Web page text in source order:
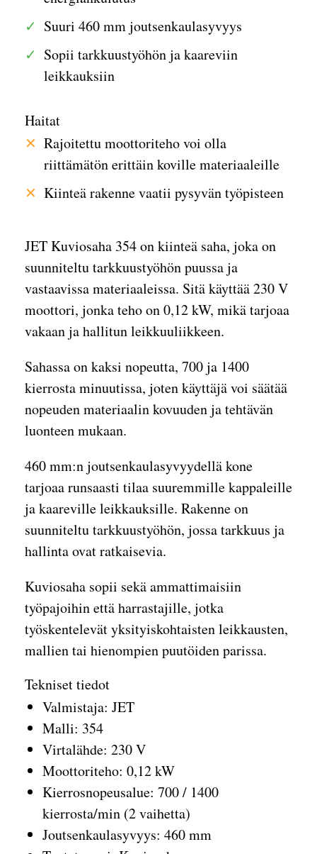
JET Kuviosaha 354 on kiinteä saha, joka on
suunniteltu tarkkuustyöhön puussa ja
vastaavissa materiaaleissa. Sitä käyttää 230 V
moottori, jonka teho on 0,12 kW, mikä tarjoaa
vakaan ja hallitun leikkuuliikkeen.
Sahassa on kaksi nopeutta, 700 ja 1400
kierrosta minuutissa, joten käyttäjä voi säätää
nopeuden materiaalin kovuuden ja tehtävän
luonteen mukaan.
460 mm:n joutsenkaulasyvyydellä kone
tarjoaa runsaasti tilaa suuremmille kappaleille
ja kaareville leikkauksille. Rakenne on
suunniteltu tarkkuustyöhön, jossa tarkkuus ja
hallinta ovat ratkaisevia.
Kuviosaha sopii sekä ammattimaisiin
työpajoihin että harrastajille, jotka
työskentelevät yksityiskohtaisten leikkausten,
mallien tai hienompien puutöiden parissa.
Suuri 460 mm joutsenkaulasyvyys
Sopii tarkkuustyöhön ja kaareviin
leikkauksiin
Haitat
Rajoitettu moottoriteho voi olla
riittämätön erittäin koville materiaaleille
Kiinteä rakenne vaatii pysyvän työpisteen
Tekniset tiedot
Valmistaja: JET
Malli: 354
Virtalähde: 230 V
Moottoriteho: 0,12 kW
Kierrosnopeusalue: 700 / 1400
kierrosta/min (2 vaihetta)
Joutsenkaulasyvyys: 460 mm